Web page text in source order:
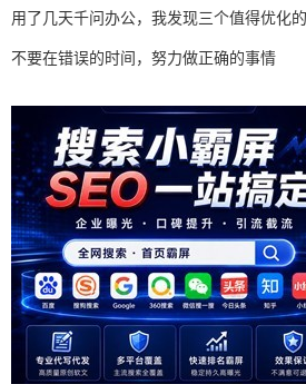
用了几天千问办公，我发现三个值得优化
不要在错误的时间，努力做正确的事情